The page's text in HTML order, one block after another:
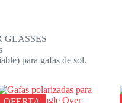
GLASSES
para gafas de sol.